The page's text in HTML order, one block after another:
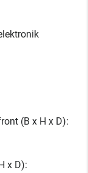
(B x H x D):
x D):